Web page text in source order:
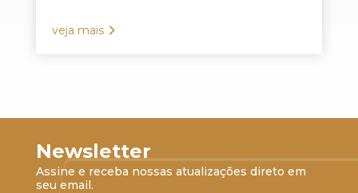
veja mais
Newsletter
Assine e receba nossas atualizações direto em
seu email.